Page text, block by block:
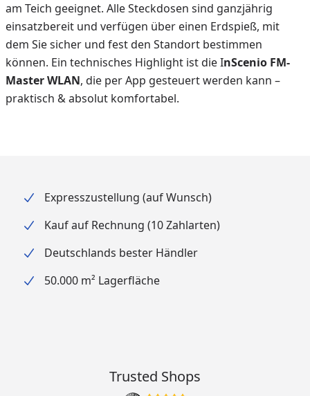
am Teich geeignet. Alle Steckdosen sind ganzjährig
einsatzbereit und verfügen über einen Erdspieß, mit
dem Sie sicher und fest den Standort bestimmen
können. Ein technisches Highlight ist die InScenio FM-
Master WLAN, die per App gesteuert werden kann –
praktisch & absolut komfortabel.
Expresszustellung (auf Wunsch)
Kauf auf Rechnung (10 Zahlarten)
Deutschlands bester Händler
50.000 m² Lagerfläche
Trusted Shops